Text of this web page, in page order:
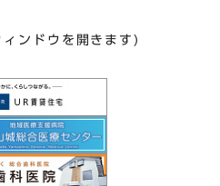
ンドウを開きます)